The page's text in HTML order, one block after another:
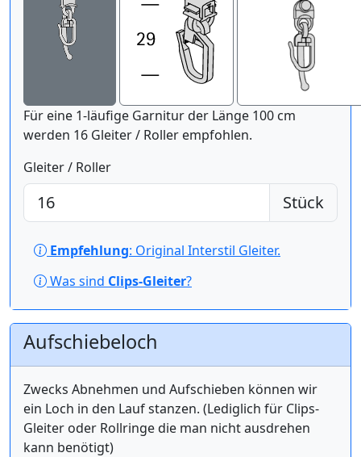
Für eine 1-läufige Garnitur der Länge 100 cm
werden 16 Gleiter / Roller empfohlen.
Gleiter / Roller
Stück
Empfehlung: Original Interstil Gleiter.
Was sind Clips-Gleiter?
Aufschiebeloch
Zwecks Abnehmen und Aufschieben können wir
ein Loch in den Lauf stanzen. (Lediglich für Clips-
Gleiter oder Rollringe die man nicht ausdrehen
kann benötigt)